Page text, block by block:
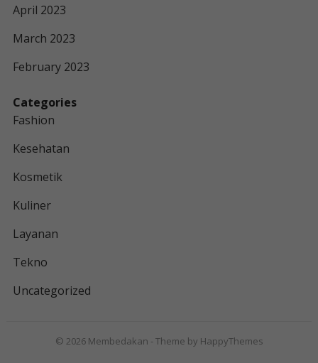
April 2023
March 2023
February 2023
Categories
Fashion
Kesehatan
Kosmetik
Kuliner
Layanan
Tekno
Uncategorized
© 2026 Membedakan - Theme by HappyThemes